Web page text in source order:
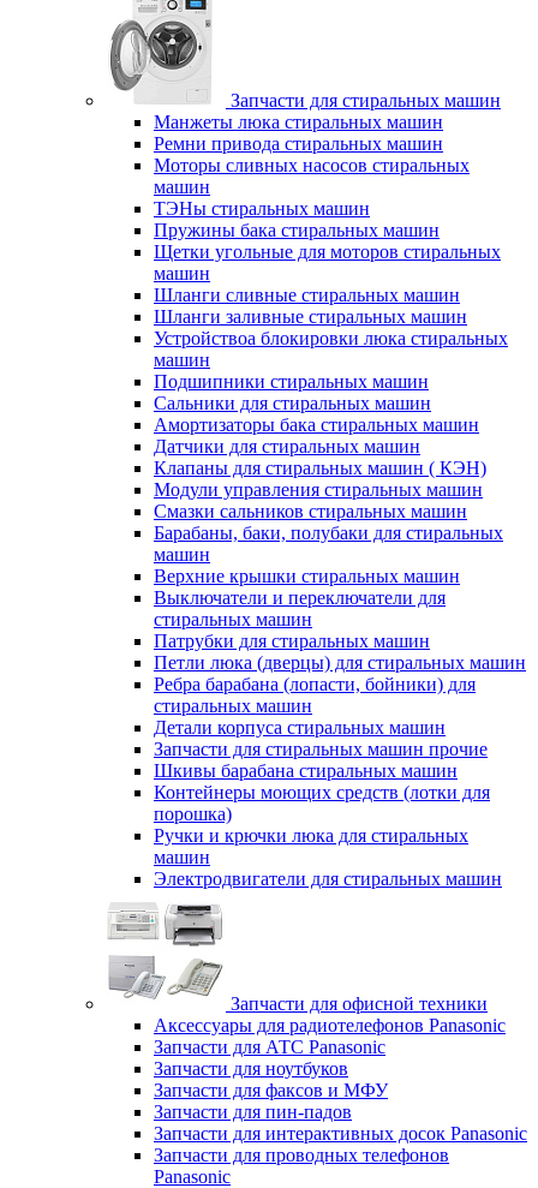
Запчасти для стиральных машин
Манжеты люка стиральных машин
Ремни привода стиральных машин
Моторы сливных насосов стиральных
машин
ТЭНы стиральных машин
Пружины бака стиральных машин
Щетки угольные для моторов стиральных
машин
Шланги сливные стиральных машин
Шланги заливные стиральных машин
Устройствоа блокировки люка стиральных
машин
Подшипники стиральных машин
Сальники для стиральных машин
Амортизаторы бака стиральных машин
Датчики для стиральных машин
Клапаны для стиральных машин ( КЭН)
Модули управления стиральных машин
Смазки сальников стиральных машин
Барабаны, баки, полубаки для стиральных
машин
Верхние крышки стиральных машин
Выключатели и переключатели для
стиральных машин
Патрубки для стиральных машин
Петли люка (дверцы) для стиральных машин
Ребра барабана (лопасти, бойники) для
стиральных машин
Детали корпуса стиральных машин
Запчасти для стиральных машин прочие
Шкивы барабана стиральных машин
Контейнеры моющих средств (лотки для
порошка)
Ручки и крючки люка для стиральных
машин
Электродвигатели для стиральных машин
Запчасти для офисной техники
Аксессуары для радиотелефонов Panasonic
Запчасти для АТС Panasonic
Запчасти для ноутбуков
Запчасти для факсов и МФУ
Запчасти для пин-падов
Запчасти для интерактивных досок Panasonic
Запчасти для проводных телефонов
Panasonic